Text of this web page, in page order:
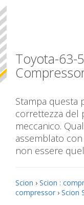
Toyota-63-
Stampa questa
correttezza del
meccanico.
assemblato
non essere
Scion › Scion :
compressor › Scion